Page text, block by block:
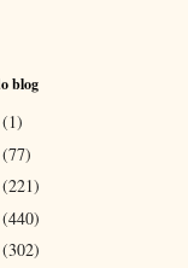
blog
(1)
(77)
(221)
(440)
(302)